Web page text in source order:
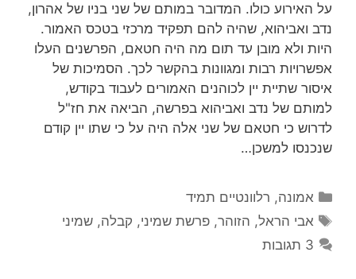
על האירוע כולו. המדובר במותם של שני בניו של אהרון,
נדב ואביהוא, שהיה להם תפקיד מרכזי בטכס האמור.
היות ולא מובן עד תום מה היה חטאם, הפרשנים העלו
אפשרויות רבות ומגוונות בהקשר לכך. הסמיכות של
איסור שתיית יין לכוהנים האמורים לעבוד בקודש,
למותם של נדב ואביהוא בפרשה, הביאה את חז"ל
לדרוש כי חטאם של שני אלה היה על כי שתו יין קודם
שנכנסו למשכן…
קטגוריות
אמונה, רלוונטיים תמיד
תגיות
אבי הראל, הזוהר,פרשת שמיני, קבלה,שמיני
3 תגובות